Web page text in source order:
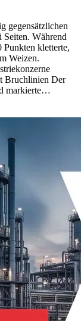
gegensätzlichen
Während
kletterte,
Weizen.
Bruchlinien Der
markierte…